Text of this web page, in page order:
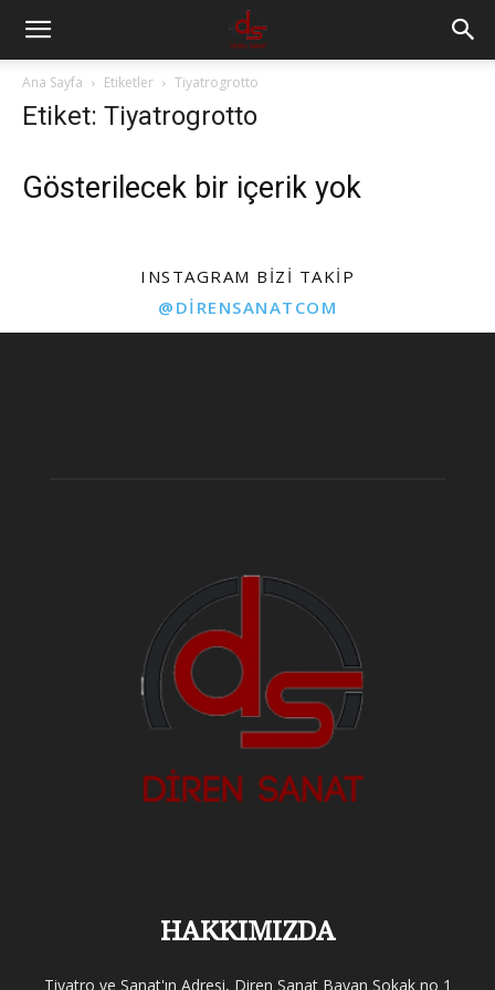
Ana Sayfa Etiketler Tiyatrogrotto
Etiket: Tiyatrogrotto
Gösterilecek bir içerik yok
INSTAGRAM BIZI TAKIP
@DIRENSANATCOM
HAKKIMIZDA
Tiyatro ve Sanat'ın Adresi, Diren Sanat Bayan Sokak no 1